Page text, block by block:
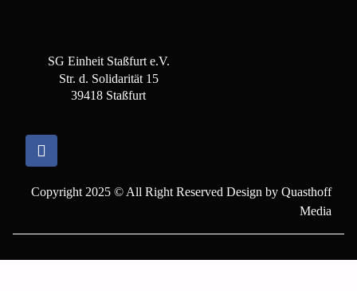
SG Einheit Staßfurt e.V.
Str. d. Solidarität 15
39418 Staßfurt
Copyright 2025 © All Right Reserved Design by Quasthoff
Media